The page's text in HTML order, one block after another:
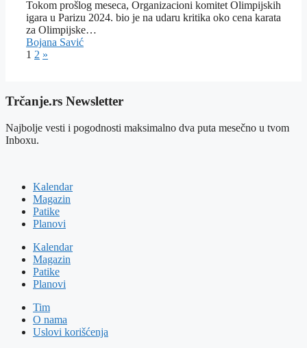
Tokom prošlog meseca, Organizacioni komitet Olimpijskih
igara u Parizu 2024. bio je na udaru kritika oko cena karata
za Olimpijske…
Bojana Savić
1 2 »
Trčanje.rs Newsletter
Najbolje vesti i pogodnosti maksimalno dva puta mesečno u tvom
Inboxu.
Kalendar
Magazin
Patike
Planovi
Kalendar
Magazin
Patike
Planovi
Tim
O nama
Uslovi korišćenja